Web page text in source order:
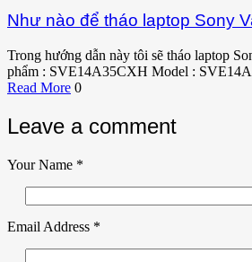
Như nào để tháo laptop Sony
Trong hướng dẫn này tôi sẽ tháo laptop
phẩm : SVE14A35CXH Model :
Read More 0
Leave a comment
Your Name *
Email Address *